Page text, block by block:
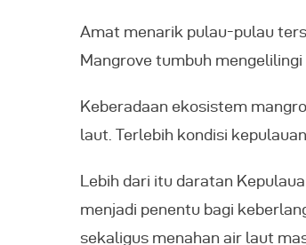
Amat menarik pulau-pulau
Mangrove tumbuh
Keberadaan ekosistem
laut. Terlebih kondisi
Lebih dari itu daratan
menjadi penentu bagi
sekaligus menahan air laut